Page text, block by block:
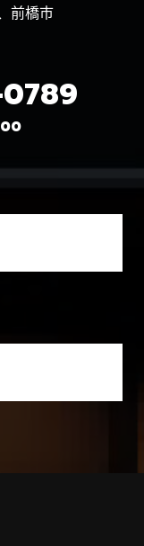
前橋市